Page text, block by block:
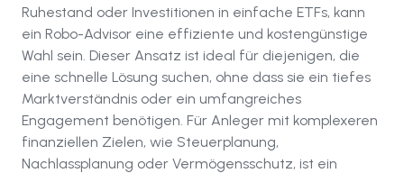
Ruhestand oder Investitionen in einfache ETFs, kann
ein Robo-Advisor eine effiziente und kostengünstige
Wahl sein. Dieser Ansatz ist ideal für diejenigen, die
eine schnelle Lösung suchen, ohne dass sie ein tiefes
Marktverständnis oder ein umfangreiches
Engagement benötigen. Für Anleger mit komplexeren
finanziellen Zielen, wie Steuerplanung,
Nachlassplanung oder Vermögensschutz, ist ein